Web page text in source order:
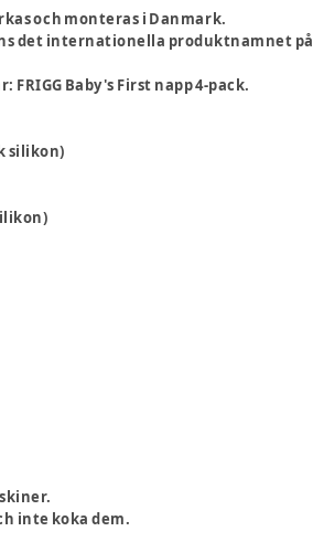
och monteras i Danmark.
det internationella produktnamnet på
Baby's First napp 4-pack.
silikon)
inte koka dem.